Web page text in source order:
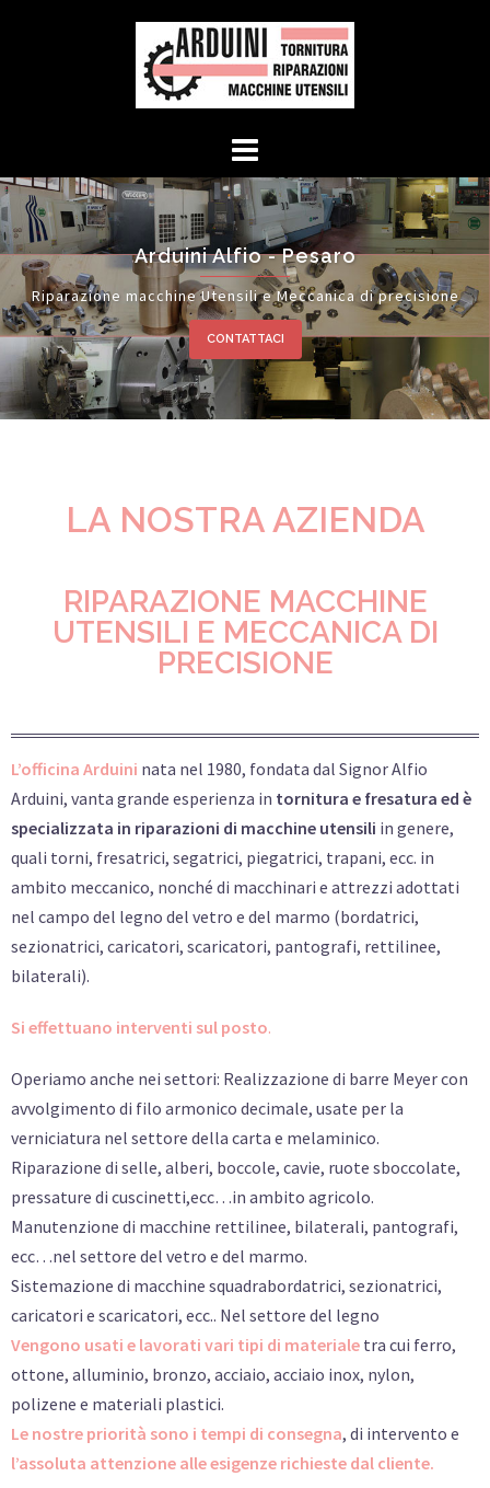
Arduini Alfio - Pesaro
Riparazione macchine Utensili e Meccanica di precisione
CONTATTACI
LA NOSTRA AZIENDA
RIPARAZIONE MACCHINE
UTENSILI E MECCANICA DI
PRECISIONE
L’officina Arduini nata nel 1980, fondata dal Signor Alfio
Arduini, vanta grande esperienza in tornitura e fresatura ed è
specializzata in riparazioni di macchine utensili in genere,
quali torni, fresatrici, segatrici, piegatrici, trapani, ecc. in
ambito meccanico, nonché di macchinari e attrezzi adottati
nel campo del legno del vetro e del marmo (bordatrici,
sezionatrici, caricatori, scaricatori, pantografi, rettilinee,
bilaterali).
Si effettuano interventi sul posto.
Operiamo anche nei settori: Realizzazione di barre Meyer con
avvolgimento di filo armonico decimale, usate per la
verniciatura nel settore della carta e melaminico.
Riparazione di selle, alberi, boccole, cavie, ruote sboccolate,
pressature di cuscinetti,ecc…in ambito agricolo.
Manutenzione di macchine rettilinee, bilaterali, pantografi,
ecc…nel settore del vetro e del marmo.
Sistemazione di macchine squadrabordatrici, sezionatrici,
caricatori e scaricatori, ecc.. Nel settore del legno
Vengono usati e lavorati vari tipi di materiale tra cui ferro,
ottone, alluminio, bronzo, acciaio, acciaio inox, nylon,
polizene e materiali plastici.
Le nostre priorità sono i tempi di consegna, di intervento e
l’assoluta attenzione alle esigenze richieste dal cliente.